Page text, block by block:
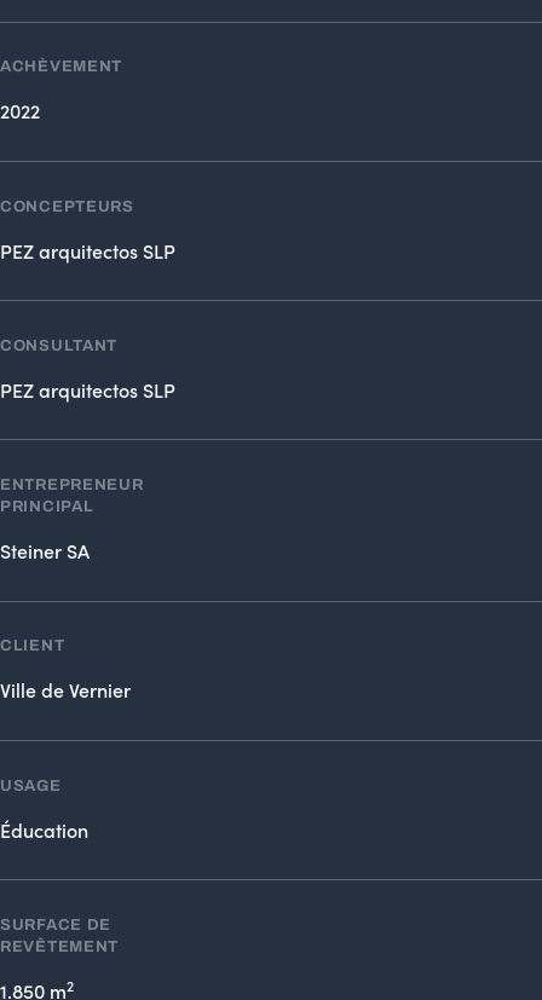
ACHÈVEMENT
2022
CONCEPTEURS
PEZ arquitectos SLP
CONSULTANT
PEZ arquitectos SLP
ENTREPRENEUR
PRINCIPAL
Steiner SA
CLIENT
Ville de Vernier
USAGE
Éducation
SURFACE DE
REVÊTEMENT
1.850 m2